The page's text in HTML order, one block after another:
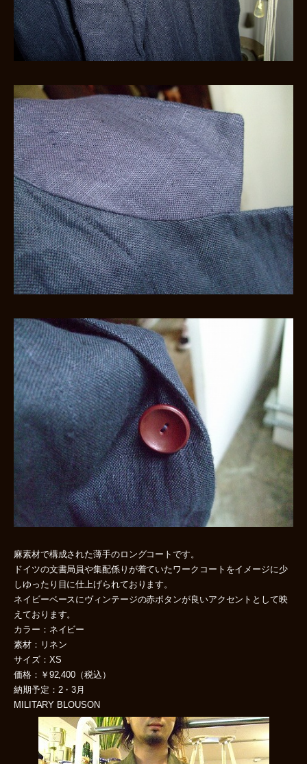
麻素材で構成された薄手のロングコートです。
ドイツの文書局員や集配係りが着ていたワークコートをイメージに少
しゆったり目に仕上げられております。
ネイビーベースにヴィンテージの赤ボタンが良いアクセントとして映
えております。
カラー：ネイビー
素材：リネン
サイズ：XS
価格：￥92,400（税込）
納期予定：2・3月
MILITARY BLOUSON